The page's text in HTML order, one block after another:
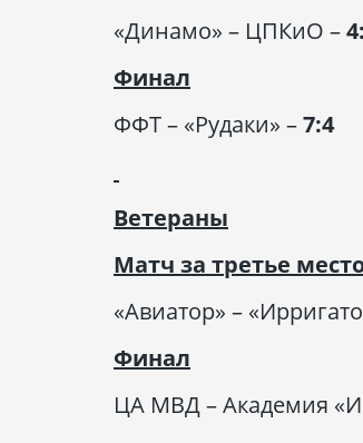
«Динамо» – ЦПКиО –
Финал
ФФТ – «Рудаки» –7:4
Ветераны
Матч за третье
«Авиатор» –
Финал
ЦА МВД – Академия